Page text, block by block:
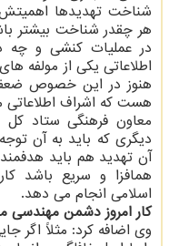
شناخت تهدیدها
هر چقدر شناخت بیشتر
در عملیات کنشی و چه
اطلاعاتی یکی از مولفه
هنوز در این خصوص
هست که اشراف اطلاعاتی
معاون فرهنگی ستاد کل
دیگری که باید به آن
آن تهدید هم باید
همافزا و سریع باشد
اسلامی انجام می دهد.
کار امروز دشمن
وی اضافه کرد: مثلاً اگر